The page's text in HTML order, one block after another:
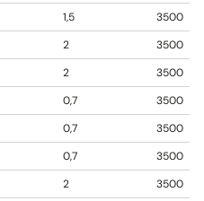
1,5
3500
2
3500
2
3500
0,7
3500
0,7
3500
0,7
3500
2
3500